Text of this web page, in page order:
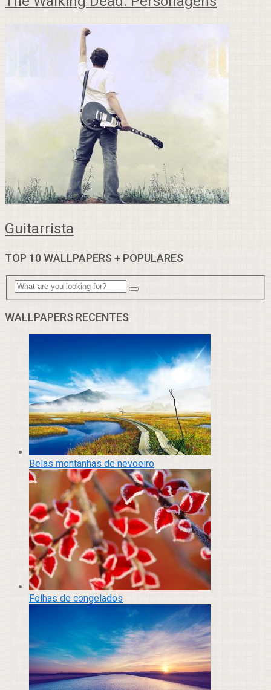
Guitarrista
TOP 10 WALLPAPERS + POPULARES
WALLPAPERS RECENTES
Belas montanhas de nevoeiro
Folhas de congelados